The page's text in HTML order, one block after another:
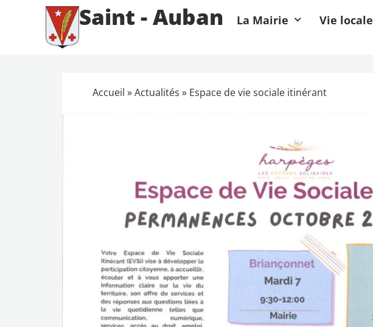
Saint - Auban La Mairie Vie locale
Accueil »Actualités » Espace de vie sociale itinérant